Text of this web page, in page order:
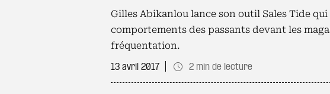
Gilles Abikanlou lance son outil Sales Tide
comportements des passants devant les
fréquentation.
13 avril 2017 2 min de lecture